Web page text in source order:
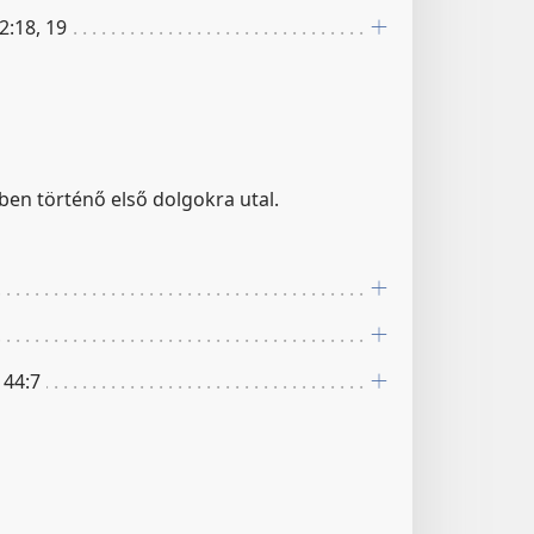
19
történő első dolgokra utal.